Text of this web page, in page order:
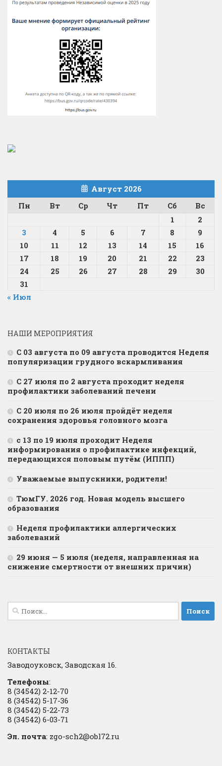
Август 2026
Пн
Вт Ср Чт Пт Сб
Вс
1
2
3
4 5 6 7 8
9
10
11 12 13 14 15
16
17
18 19 20 21 22
23
24
25 26 27 28 29
30
31
« Июл
НАШИ МЕРОПРИЯТИЯ
С 03 августа по 09 августа проводится Неделя
популяризации грудного вскармливания
С 27 июля по 2 августа проходит неделя
профилактики заболеваний печени
С 20 июля по 26 июля пройдёт неделя
сохранения здоровья головного мозга
с 13 по 19 июля проходит Неделя
информирования о профилактике инфекций,
передающихся половым путём (ИППП)
Уважаемые выпускники, родители!
ТюмГУ. 2026 год. Новая модель высшего
образования
Неделя профилактики аллергических
заболеваний
29 июня — 5 июля (неделя, направленная на
снижение смертности от внешних причин)
Найти:
КОНТАКТЫ
Заводоуковск, Заводская 16.
Телефоны:
8 (34542) 2-12-70
8 (34542) 5-17-36
8 (34542) 5-22-73
8 (34542) 6-03-71
Эл. почта: zgo-sch2@obl72.ru